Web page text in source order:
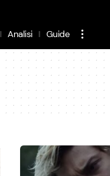
Analisi Guide